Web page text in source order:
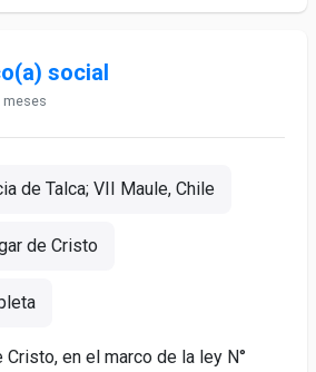
social
meses
de Talca; VII Maule, Chile
de Cristo
Cristo, en el marco de la ley N°